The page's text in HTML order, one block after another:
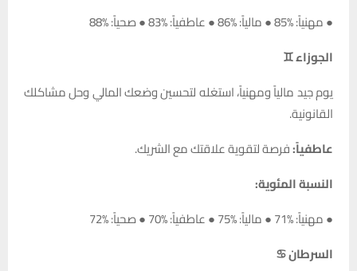
● مهنياً: %85 ● مالياً: %86 ● عاطفياً: %83 ● صحياً: %88
الجوزاء ♊
يوم جيد مالياً ومهنياً، استغله لتحسين وضعك المالي وحل مشاكلك
القانونية.
عاطفياً:فرصة لتقوية علاقتك مع الشريك.
النسبة المئوية:
● مهنياً: %71 ● مالياً: %75 ● عاطفياً: %70 ● صحياً: %72
السرطان ♋